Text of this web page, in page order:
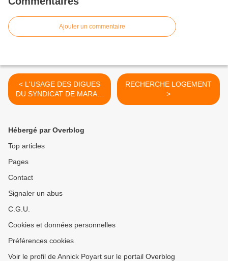
Ajouter un commentaire
< L'USAGE DES DIGUES
DU SYNDICAT DE MARAIS
DE SAINT LAURENT DE LA
RECHERCHE LOGEMENT
>
Hébergé par Overblog
Top articles
Pages
Contact
Signaler un abus
C.G.U.
Cookies et données personnelles
Préférences cookies
Voir le profil de Annick Poyart sur le portail Overblog